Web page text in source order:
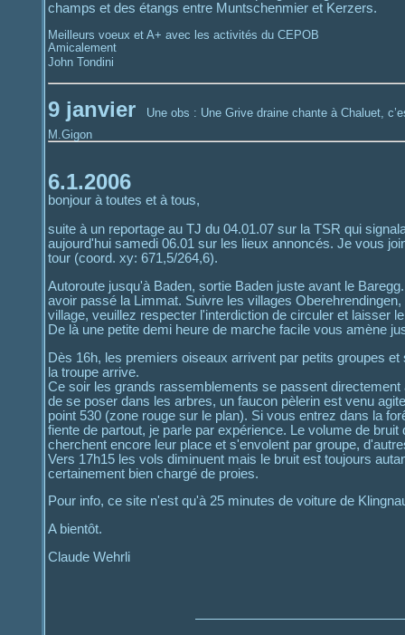
champs et des étangs entre Muntschenmier et Kerzers.
Meilleurs voeux et A+ avec les activités du CEPOB
Amicalement
John Tondini
9 janvier
Une obs : Une Grive draine chante à Chaluet,
M.Gigon
6.1.2006
bonjour à toutes et à tous,
suite à un reportage au TJ du 04.01.07 sur la TSR qui
aujourd'hui samedi 06.01 sur les lieux annoncés. Je vous
tour (coord. xy: 671,5/264,6).
Autoroute jusqu'à Baden, sortie Baden juste avant le
avoir passé la Limmat. Suivre les villages
village, veuillez respecter l'interdiction de circuler et laisser
De là une petite demi heure de marche facile vous amène
Dès 16h, les premiers oiseaux arrivent par petits groupes
la troupe arrive.
Ce soir les grands rassemblements se passent
de se poser dans les arbres, un faucon pèlerin est venu
point 530 (zone rouge sur le plan). Si vous entrez dans la
fiente de partout, je parle par expérience. Le volume de
cherchent encore leur place et s'envolent par groupe,
Vers 17h15 les vols diminuent mais le bruit est toujours
certainement bien chargé de proies.
Pour info, ce site n'est qu'à 25 minutes de voiture de
A bientôt.
Claude Wehrli